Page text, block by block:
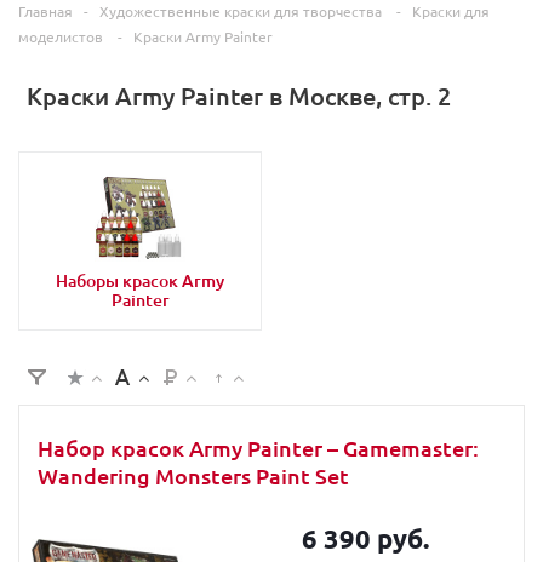
Главная - Художественные краски для творчества -
Краски для
моделистов
- Краски Army Painter
Краски Army Painter в Москве, стр. 2
Наборы красок Army
Painter
Набор красок Army Painter – Gamemaster:
Wandering Monsters Paint Set
6 390 руб.